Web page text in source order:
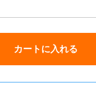
カートに入れる